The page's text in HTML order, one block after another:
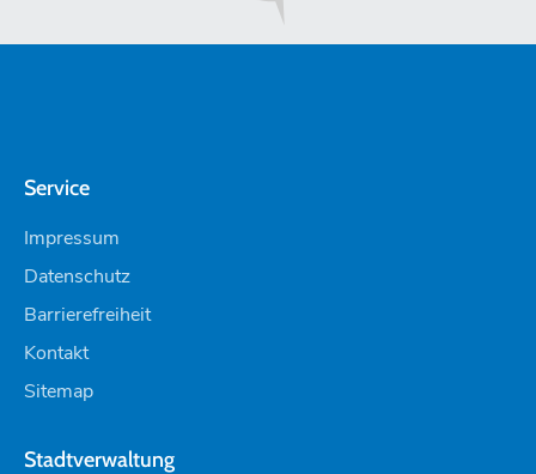
Service
Impressum
Datenschutz
Barrierefreiheit
Kontakt
Sitemap
Stadtverwaltung